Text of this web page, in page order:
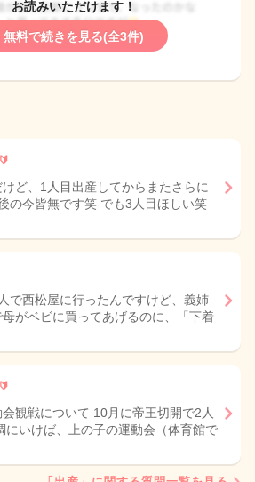
お読みいただけます！
無料で続きを見る(全3件)
ど、1人目出産してからまたさらに
の今皆無です笑 でも3人目ほしい笑
で西松屋に行ったんですけど、義姉
がベビに買ってあげるのに、「下着
観戦について 10月に帝王切開で2人
にいけば、上の子の運動会（体育館で